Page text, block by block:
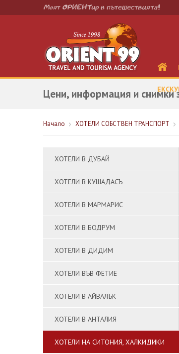
Цени, информация и снимки
Начало ХОТЕЛИ СОБСТВЕН ТРАНСПОРТ
ХОТЕЛИ В ДУБАЙ
ХОТЕЛИ В КУШАДАСЪ
ХОТЕЛИ В МАРМАРИС
ХОТЕЛИ В БОДРУМ
ХОТЕЛИ В ДИДИМ
ХОТЕЛИ ВЪВ ФЕТИЕ
ХОТЕЛИ В АЙВАЛЪК
ХОТЕЛИ В АНТАЛИЯ
ХОТЕЛИ НА СИТОНИЯ, ХАЛКИДИКИ